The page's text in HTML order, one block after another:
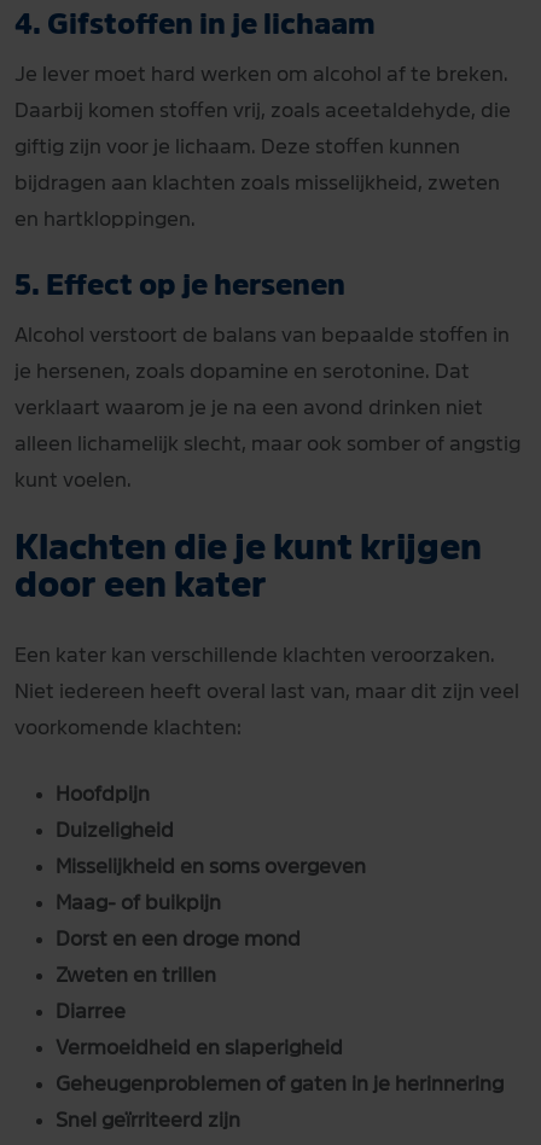
4. Gifstoffen in je lichaam
Je lever moet hard werken om alcohol af te breken.
Daarbij komen stoffen vrij, zoals aceetaldehyde, die
giftig zijn voor je lichaam. Deze stoffen kunnen
bijdragen aan klachten zoals misselijkheid, zweten
en hartkloppingen.
5. Effect op je hersenen
Alcohol verstoort de balans van bepaalde stoffen in
je hersenen, zoals dopamine en serotonine. Dat
verklaart waarom je je na een avond drinken niet
alleen lichamelijk slecht, maar ook somber of angstig
kunt voelen.
Klachten die je kunt krijgen
door een kater
Een kater kan verschillende klachten veroorzaken.
Niet iedereen heeft overal last van, maar dit zijn veel
voorkomende klachten:
Hoofdpijn
Duizeligheid
Misselijkheid en soms overgeven
Maag- of buikpijn
Dorst en een droge mond
Zweten en trillen
Diarree
Vermoeidheid en slaperigheid
Geheugenproblemen of gaten in je herinnering
Snel geïrriteerd zijn